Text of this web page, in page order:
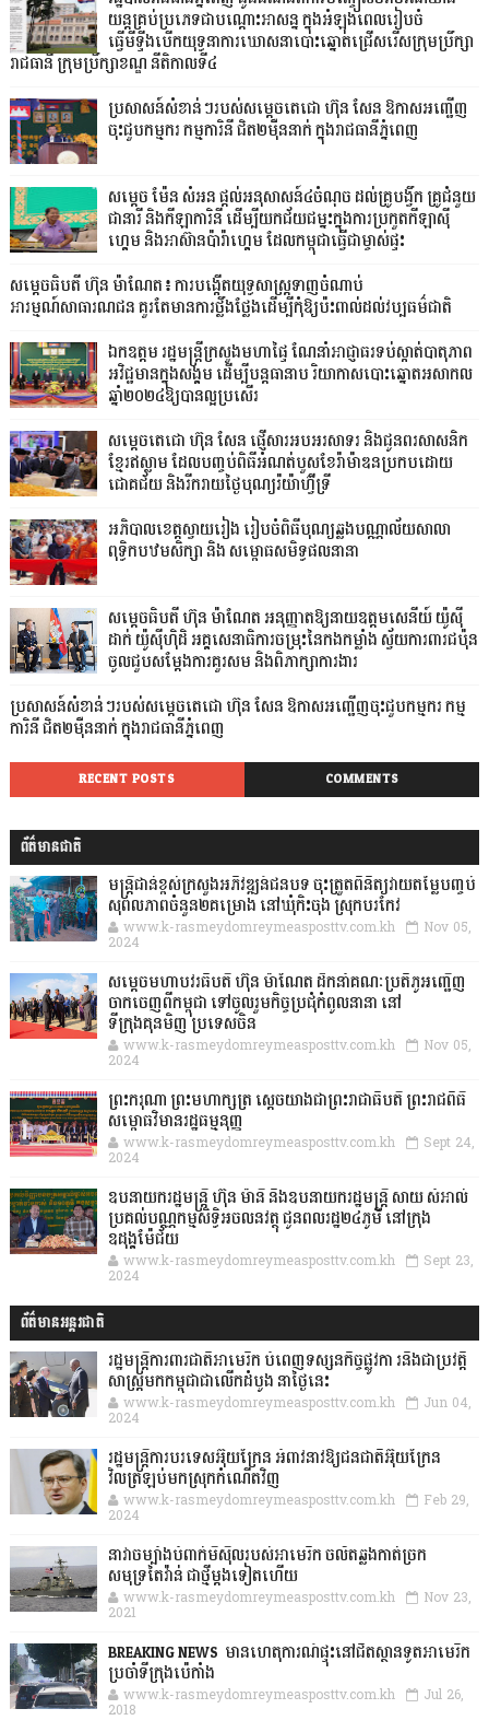
យន្តគ្រប់ប្រភេទជាបណ្តោះអាសន្ន ក្នុងអំឡុងពេលរៀបចំ
ធ្វើមីទ្ទីងបើកយុទ្ធនាការឃោសនាបោះឆ្នោតជ្រើសរើសក្រុមប្រឹក្សា
រាជធានី ក្រុមប្រឹក្សាខណ្ឌ នីតិកាលទី៤
ប្រសាសន៍សំខាន់ៗរបស់សម្តេចតេជោ ហ៊ុន សែន ឱកាសអញ្ជើញ
ចុះជួបកម្មករ កម្មការិនី ជិត២ម៉ឺននាក់ ក្នុងរាជធានីភ្នំពេញ
សម្តេច ម៉ែន សំអន ផ្តល់អនុសាសន៍៤ចំណុច ដល់គ្រូបង្វឹក គ្រូជំនួយ
ជានារី និងកីឡាការិនី ដើម្បីយកជ័យជម្នះក្នុងការប្រកួតកីឡាស៊ី
ហ្គេម និងអាស៊ានប៉ារ៉ាហ្គេម ដែលកម្ពុជាធ្វើជាម្ចាស់ផ្ទះ
សម្តេចធិបតី ហ៊ុន ម៉ាណែត៖ ការបង្កើតយុទ្ធសាស្ត្រទាញចំណាប់
អារម្មណ៍សាធារណជន គួរតែមានការថ្លឹងថ្លែងដើម្បីកុំឱ្យប៉ះពាល់ដល់វប្បធម៌ជាតិ
ឯកឧត្តម រដ្ឋមន្ត្រីក្រសួងមហាផ្ទៃ ណែនាំអាជ្ញាធរទប់ស្កាត់បាតុភាព
អវិជ្ជមានក្នុងសង្គម ដើម្បីបន្តធានាប រិយាកាសបោះឆ្នោតអសាកល
ឆ្នាំ២០២៤ឱ្យបានល្អប្រសើរ
សម្ដេចតេជោ ហ៊ុន សែន ផ្ញើសារអបអរសាទរ និងជូនពរសាសនិក
ខ្មែរឥស្លាម ដែលបញ្ចប់ពិធីអំណត់បួសខែរ៉ាម៉ាឌនប្រកបដោយ
ជោគជ័យ និងរីករាយថ្ងៃបុណ្យរ៉យ៉ាហ៊្វីទ្រី
អភិបាលខេត្តស្វាយរៀង រៀបចំពិធីបុណ្យឆ្លងបណ្ណាល័យសាលា
ពុទ្ធិកបឋមសិក្សា និង សម្ពោធសមិទ្ធផលនានា
សម្តេចធិបតី ហ៊ុន ម៉ាណែត អនុញ្ញាតឱ្យនាយឧត្តមសេនីយ៍ យ៉ូស៊ី
ដាក់ យ៉ូស៊ីហ៊ិដិ អគ្គសេនាធិការចម្រុះនៃកងកម្លាំង ស្វ័យការពារជប៉ុន
ចូលជួបសម្តែងការគួរសម និងពិភាក្សាការងារ
ប្រសាសន៍សំខាន់ៗរបស់សម្តេចតេជោ ហ៊ុន សែន ឱកាសអញ្ជើញចុះជួបកម្មករ កម្ម
ការិនី ជិត២ម៉ឺននាក់ ក្នុងរាជធានីភ្នំពេញ
RECENT POSTS COMMENTS
ព័ត៌មានជាតិ
មន្ត្រីជាន់ខ្ពស់ក្រសួងអភិវឌ្ឍន៍ជនបទ ចុះត្រួតពិនិត្យវាយតម្លៃបញ្ចប់
សុពលភាពចំនួន២គម្រោង នៅឃុំកិះចុង ស្រុកបរកែវ
www.k-rasmeydomreymeasposttv.com.kh Nov 05,
2024
សម្តេចមហាបវរធិបតី ហ៊ុន ម៉ាណែត ដឹកនាំគណៈប្រតិភូអញ្ជើញ
ចាកចេញពីកម្ពុជា ទៅចូលរួមកិច្ចប្រជុំកំពូលនានា នៅ
ទីក្រុងគុនមិញ ប្រទេសចិន
www.k-rasmeydomreymeasposttv.com.kh Nov 05,
2024
ព្រះករុណា ព្រះមហាក្សត្រ ស្តេចយាងជាព្រះរាជាធិបតី ព្រះរាជពិធី
សម្ពោធវិមានរដ្ឋធម្មនុញ្ញ
www.k-rasmeydomreymeasposttv.com.kh Sept 24,
2024
ឧបនាយករដ្ឋមន្ដ្រី ហ៊ុន ម៉ានី និងឧបនាយករដ្ឋមន្ដ្រី សាយ សំអាល់
ប្រគល់បណ្ណកម្មសិទ្ធិអចលនវត្ថុ ជូនពលរដ្ឋ២៤ភូមិ នៅក្រុង
ឧដុង្គម៉ែជ័យ
www.k-rasmeydomreymeasposttv.com.kh Sept 23,
2024
ព័ត៌មានអន្តរជាតិ
រដ្ឋមន្រ្តីការពារជាតិអាមេរិក បំពេញទស្សនកិច្ចផ្លូវកា រនិងជាប្រវត្តិ
សាស្រ្តមកកម្ពុជាជាលើកដំបូង នាថ្ងៃនេះ
www.k-rasmeydomreymeasposttv.com.kh Jun 04,
2024
រដ្ឋមន្ត្រីការបរទេសអ៊ុយក្រែន អំពាវនាវឱ្យជនជាតិអ៊ុយក្រែន
វិលត្រឡប់មកស្រុកកំណើតវិញ
www.k-rasmeydomreymeasposttv.com.kh Feb 29,
2024
នាវាចម្បាំងបំពាក់មីស៊ីលរបស់អាមេរិក ចល័តឆ្លងកាត់ច្រក
សមុទ្រតៃវ៉ាន់ ជាថ្មីម្តងទៀតហើយ
www.k-rasmeydomreymeasposttv.com.kh Nov 23,
2021
BREAKING NEWS: មានហេតុការណ៍ផ្ទុះនៅជិតស្ថានទូតអាមេរិក
ប្រចាំទីក្រុងប៉េកាំង
www.k-rasmeydomreymeasposttv.com.kh Jul 26,
2018